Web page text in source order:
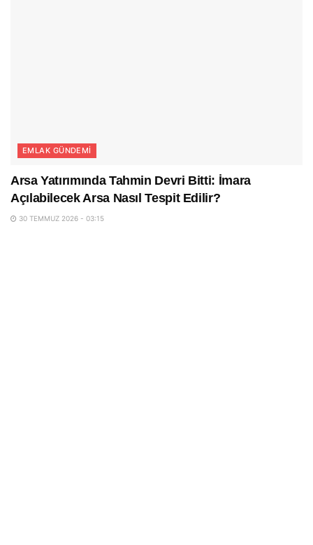
EMLAK GÜNDEMI
Arsa Yatırımında Tahmin Devri Bitti: İmara
Açılabilecek Arsa Nasıl Tespit Edilir?
30 TEMMUZ 2026 - 03:15